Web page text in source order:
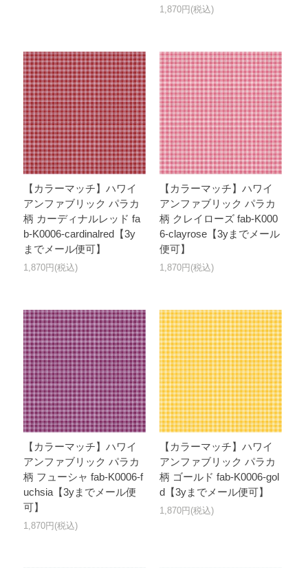
1,870円(税込)
【カラーマッチ】ハワイ
アンファブリック パラカ
柄 カーディナルレッド fa
b-K0006-cardinalred【3y
までメール便可】
1,870円(税込)
【カラーマッチ】ハワイ
アンファブリック パラカ
柄 クレイローズ fab-K000
6-clayrose【3yまでメール
便可】
1,870円(税込)
【カラーマッチ】ハワイ
アンファブリック パラカ
柄 フューシャ fab-K0006-f
uchsia【3yまでメール便
可】
1,870円(税込)
【カラーマッチ】ハワイ
アンファブリック パラカ
柄 ゴールド fab-K0006-gol
d【3yまでメール便可】
1,870円(税込)